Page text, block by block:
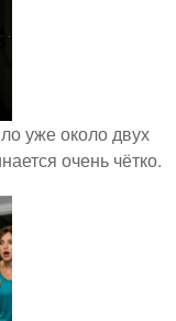
уже около двух
очень чётко.